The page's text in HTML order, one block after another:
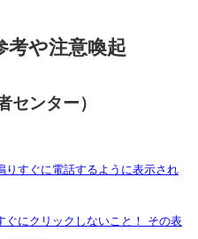
考や注意喚起
センター）
りすぐに電話するように表示され
ぐにクリックしないこと！ その表